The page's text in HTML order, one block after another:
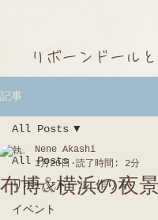
リボーンドール
記事
All Posts
リボーンドール 作り方
イベント
All Posts
布博&横浜の夜景
Nene Akashi
1月20日
読了時間: 2分